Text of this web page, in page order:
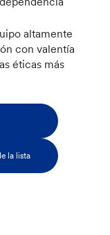
altamente
con valentía
éticas más
la lista